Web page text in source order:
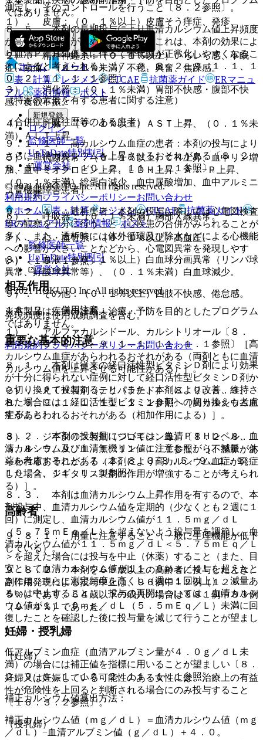
測定し、そのコントロールを行うこと〔８．２参照〕。
８．５． 本剤の長期投与により血清カルシウム値上昇頻度
が高くなることが認められている（これは、本剤の効果によ
り血清ＰＴＨの低下に伴って骨代謝が正常化しやすくなるこ
とによると考えられる）〔７．２、８．２、９．１．１、１
０．２、１１．１．１参照〕。
（特定の背景を有する患者に関する注意）
（合併症・既往歴等のある患者）
９．１．１． 高カルシウム血症の患者：本剤の投与により
さらに血清カルシウムを上昇させるおそれがある〔８．２、
８．３、８．５、１０．２、１１．１．１参照〕。
（腎機能障害患者）
９．２．１． 透析患者：本剤の投与に際しては心電図検査
等の観察を十分に行うこと（心疾患の合併がみられることが
多く、また、透析時には体外循環及び除水などによる心機能
への影響が大きいことなどから、心電図異常を発現しやす
い）〔１５．１参照〕。
相互作用
１０．２． 併用注意：
１）． アルファカルシドール、カルシトリオール〔８．
２、８．３、８．５、９．１．１、１１．１．１参照〕［高
カルシウム血症があらわれるおそれがある（両剤ともに血清
カルシウム値を上昇させる可能性がある）］。
２）． ＰＴＨ製剤（テリパラチド）〔８．２、８．３、
８．５、９．１．１、１１．１．１参照〕［高カルシウム血
症があらわれるおそれがある（相加作用による）］。
３）． ジギタリス製剤（ジゴキシン等）〔８．２、８．
３、８．５、９．１．１、１１．１．１参照〕［不整脈があ
らわれるおそれがある（本剤により高カルシウム血症が発症
した場合、ジギタリス製剤の作用が増強することが考えられ
る）］。
高齢者
９．８．１． 用量に注意すること（一般に生理機能が低下
している）。
９．８．２． 本剤を６５歳以上の高齢者に投与したとき、
副作用発現による投与中止は、９６例中１２例（１２．
５％）であり、６４歳以下の成人の場合は８８１例中８３例
（９．４％）であった。
妊婦・授乳婦
（妊婦）
妊婦又は妊娠している可能性のある女性には、治療上の有益
性が危険性を上回ると判断される場合にのみ投与すること
〔１６．３．２参照〕。
（授乳婦）
１）． 皮膚：（０．１％以上）皮膚そう痒症、発疹、
（０．１％未満）脱毛症。
２）． 精神神経系：（０．１％以上）いらいら感、不眠
症、頭痛、（０．１％未満）不穏、興奮、焦躁感。
３）． 消化器：（０．１％未満）胃部不快感・腹部不快
感、食欲不振。
４）． 肝臓：（０．１％以上）ＡＳＴ上昇、（０．１％未
満）ＡＬＴ上昇。
５）． 代謝異常：（０．１％以上）ＣＫ上昇、血中リン増
加、血中ミオグロビン上昇、ＬＤＨ上昇、Ａｌ−Ｐ上昇、
（０．１％未満）総蛋白減少、血中尿酸増加、血中アルミニ
ウム上昇。
６）． 呼吸器：（０．１％未満）胸部Ｘ線異常。
７）． 心・血管系：（０．１％以上）高血圧。
８）． 血液：（０．１％以上）白血球分画異常（リンパ球
異常、好酸球異常等）、（０．１％未満）白血球減少。
９）． その他：（０．１％以上）四肢不快感、倦怠感。
発現頻度は使用成績調査を含む。
重要な基本的注意
８．１． 本剤は従来の経口活性型ビタミンＤ剤により効果
が十分に得られない症例に対して経口活性型ビタミンＤ剤か
ら切り換えて投与すること（また、本剤により改善、維持さ
れた場合には、経口活性型ビタミンＤ剤への切り換えも考慮
すること）。
８．２． 本剤の投与量については、血清ＰＴＨレベル、血
清カルシウム及び血清無機リン値に注意しながら、減量・休
薬を考慮すること〔７．２、８．３−８．５、９．１．１、
１０．２、１１．１．１参照〕。
８．３． 本剤は血清カルシウム上昇作用を有するので、本
剤投与中、血清カルシウム値を定期的（少なくとも２週に１
回）に測定し、血清カルシウム値が１１．５ｍｇ／ｄＬ
（５．７５ｍＥｑ／Ｌ）を超えないよう投与量を調節し、血
清カルシウム値が１１．５ｍｇ／ｄＬ＜５．７５ｍＥｑ／Ｌ
＞を超えた場合には投与を中止（休薬）すること（また、目
安として血清カルシウム値が１１．０ｍｇ／ｄＬを超えたと
きには、さらに測定頻度を高くし（週に１回以上）、減量あ
るいは中止すること）、投与の再開については、血清カルシ
ウム値が１１．０ｍｇ／ｄＬ（５．５ｍＥｑ／Ｌ）未満に回
復したことを確認した後に投与量を減じて行うことが望まし
い。
低アルブミン血症（血清アルブミン量が４．０ｇ／ｄＬ未
満）の場合には補正値を指標に用いることが望ましい〔８．
２、９．１．１、１０．２、１１．１．１参照〕。
補正カルシウム値算出方法：
補正カルシウム値（ｍｇ／ｄＬ）＝血清カルシウム値（ｍｇ
／ｄＬ）−血清アルブミン値（ｇ／ｄＬ）＋４．０。
ではありません。
ホーム
ノート
表・計算
レジメン CTCAE 抗菌薬ガイド
ERマニュ
アル
薬剤情報 ポスト
新規登録
ログイン
監修医師一覧
UpToDate特別割引
運営会社
© 2021 HOKUTO Inc. All rights reserved.
利用規約プライバシーポリシーお問い合わせ
ホーム
表・計算 レジメン CTCAE
抗菌薬ガイド
ERマニュアル
薬剤情報 ポスト
監修医師一覧
UpToDate特別割引
運営会社
© 2021 HOKUTO Inc. All rights reserved.
※本製品は疾病の診断・治療・予防を目的としたプログラム
ではありません。
利用規約プライバシーポリシーお問い合わせ